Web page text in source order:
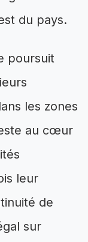
du pays.
poursuit
les zones
au cœur
leur
de
sur